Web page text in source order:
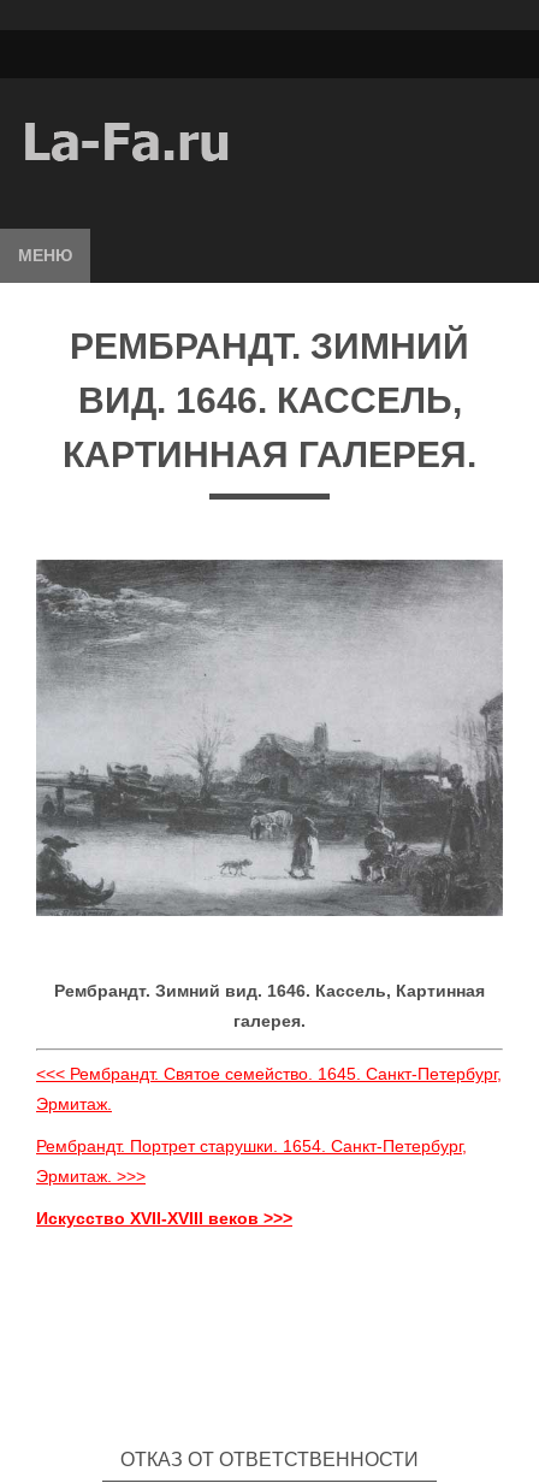
МЕНЮ
РЕМБРАНДТ. ЗИМНИЙ
ВИД. 1646. КАССЕЛЬ,
КАРТИННАЯ ГАЛЕРЕЯ.
Рембрандт. Зимний вид. 1646. Кассель, Картинная
галерея.
<<< Рембрандт. Святое семейство. 1645. Санкт-Петербург,
Эрмитаж.
Рембрандт. Портрет старушки. 1654. Санкт-Петербург,
Эрмитаж. >>>
Искусство XVII-XVIII веков >>>
ОТКАЗ ОТ ОТВЕТСТВЕННОСТИ